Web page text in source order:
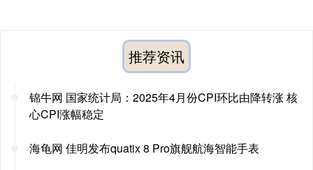
推荐资讯
锦牛网 国家统计局：2025年4月份CPI环比由降转涨 核
心CPI涨幅稳定
海龟网 佳明发布quatix 8 Pro旗舰航海智能手表